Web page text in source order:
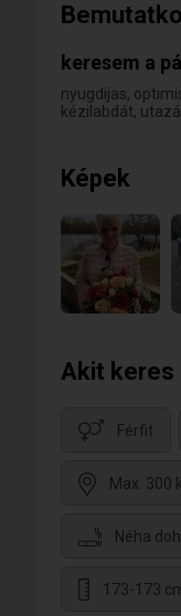
keresem a
nyugdijas,
kézilabdát,
Képek
Akit keres
Férfit
Max. 300
Néha
173-173